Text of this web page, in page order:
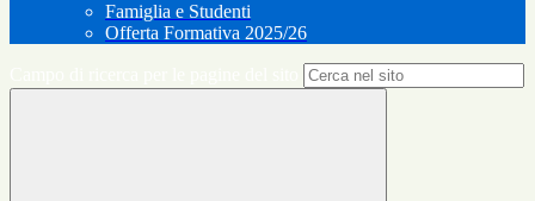
Famiglia e Studenti
Offerta Formativa 2025/26